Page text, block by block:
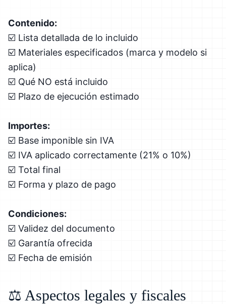
Contenido:
☑️ Lista detallada de lo incluido
☑️ Materiales especificados (marca y modelo si
aplica)
☑️ Qué NO está incluido
☑️ Plazo de ejecución estimado
Importes:
☑️ Base imponible sin IVA
☑️ IVA aplicado correctamente (21% o 10%)
☑️ Total final
☑️ Forma y plazo de pago
Condiciones:
☑️ Validez del documento
☑️ Garantía ofrecida
☑️ Fecha de emisión
⚖️ Aspectos legales y fiscales